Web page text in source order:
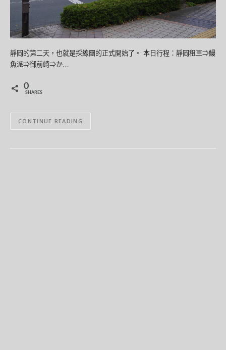
靜岡的第二天，也就是採線團的正式開始了。 本日行程：靜岡租車⇒鰻
魚派⇒御前崎⇒か…
0
SHARES
CONTINUE READING